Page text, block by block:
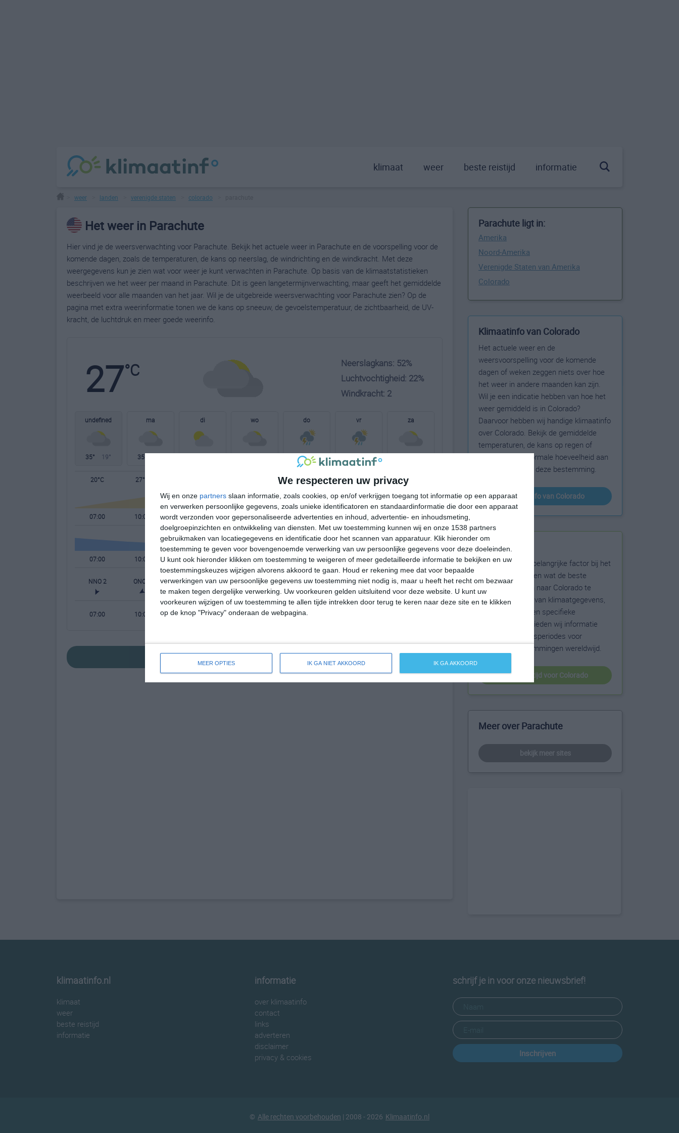
We respecteren uw privacy
Wij en onze partners slaan informatie, zoals cookies, op en/of verkrijgen toegang tot informatie op een apparaat
en verwerken persoonlijke gegevens, zoals unieke identificatoren en standaardinformatie die door een apparaat
wordt verzonden voor gepersonaliseerde advertenties en inhoud, advertentie- en inhoudsmeting,
doelgroepinzichten en ontwikkeling van diensten.
Met uw toestemming kunnen wij en onze 1538 partners
gebruikmaken van locatiegegevens en identificatie door het scannen van apparatuur. Klik hieronder om
toestemming te geven voor bovengenoemde verwerking van uw persoonlijke gegevens voor deze doeleinden.
U kunt ook hieronder klikken om toestemming te weigeren of meer gedetailleerde informatie te bekijken en uw
toestemmingskeuzes wijzigen alvorens akkoord te gaan.
Houd er rekening mee dat voor bepaalde
verwerkingen van uw persoonlijke gegevens uw toestemming niet nodig is, maar u heeft het recht om bezwaar
te maken tegen dergelijke verwerking. Uw voorkeuren gelden uitsluitend voor deze website. U kunt uw
voorkeuren wijzigen of uw toestemming te allen tijde intrekken door terug te keren naar deze site en te klikken
op de knop "Privacy" onderaan de webpagina.
MEER OPTIES IK GA NIET AKKOORD IK GA AKKOORD
klimaat weer beste reistijd informatie
weer landen verenigde staten colorado
Het weer in Parachute
Hier vind je de weersverwachting voor Parachute. Bekijk het actuele weer in Parachute en de voorspelling voor de
komende dagen, zoals de temperaturen, de kans op neerslag, de windrichting en de windkracht. Met deze
weergegevens kun je zien wat voor weer je kunt verwachten in Parachute. Op basis van de klimaatstatistieken
beschrijven we het weer per maand in Parachute. Dit is geen langetermijnverwachting, maar geeft het gemiddelde
weerbeeld voor alle maanden van het jaar. Wil je de uitgebreide weersverwachting voor Parachute zien? Op de
pagina met extra weerinformatie tonen we de kans op sneeuw, de gevoelstemperatuur, de zichtbaarheid, de UV-
kracht, de luchtdruk en meer goede weerinfo.
27°C
Neerslagkans: 52%
Luchtvochtigheid: 22%
Windkracht: 2
undefined
35° 19°
ma
35°
di wo do
29° 16°
vr
15°
za
20°C 27°C 32°C 26°C 23°C 20°C
07:00 10:00 13:00 16:00 19:00 22:00 01:00 04:00
07:00 10:00 13:00 16:00 19:00 22:00 01:00 04:00
NNO 2 ONO 1 ZW 2 W 2 NW 2 N 2 N 1 NNO 1
07:00 10:00 13:00 16:00 19:00
bekijk de uitgebreide weersverwachting voor Parachute
Parachute ligt in:
Amerika
Noord-Amerika
Verenigde Staten van Amerika
Colorado
Klimaatinfo van Colorado
Het actuele weer en de
weersvoorspelling voor de komende
dagen of weken zeggen niets over hoe
het weer in andere maanden kan zijn.
Wil je een indicatie hebben van hoe het
weer gemiddeld is in Colorado?
Daarvoor hebben wij handige klimaatinfo
over Colorado. Bekijk de gemiddelde
temperaturen, de kans op regen of
sneeuw en de normale hoeveelheid aan
zonneschijn voor deze bestemming.
klimaatinfo van Colorado
Beste reistijd
Het weer is een belangrijke factor bij het
reizen. Wil je weten wat de beste
maanden zijn om naar Colorado te
reizen? Op basis van klimaatgegevens,
weersextremen en specifieke
weerinformatie bieden wij informatie
over de beste reisperiodes voor
duizenden bestemmingen wereldwijd.
beste reistijd voor Colorado
Meer over Parachute
bekijk meer sites
klimaatinfo.nl
klimaat
weer
beste reistijd
informatie
informatie
over klimaatinfo
contact
links
adverteren
disclaimer
privacy & cookies
schrijf je in voor onze nieuwsbrief!
Inschrijven
© Alle rechten voorbehouden | 2008 - 2026 Klimaatinfo.nl